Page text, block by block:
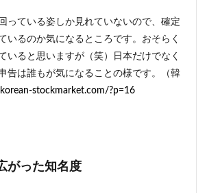
っている姿しか見れていないので、確定
いるのか気になるところです。おそらく
いると思いますが（笑）日本だけでなく
告は誰もが気になることの様です。（韓
stockmarket.com/?p=16
がった知名度